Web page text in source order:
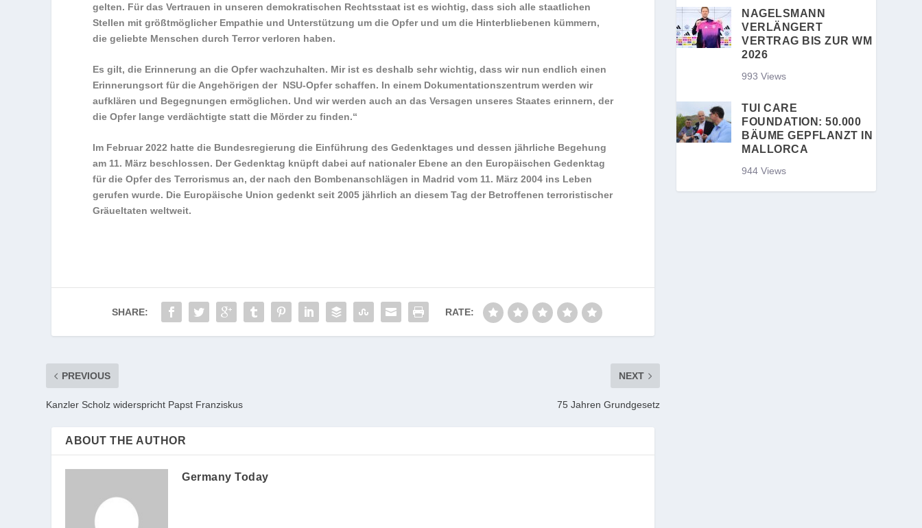
gelten. Für das Vertrauen in unseren demokratischen Rechtsstaat ist es wichtig, dass sich alle staatlichen
Stellen mit größtmöglicher Empathie und Unterstützung um die Opfer und um die Hinterbliebenen kümmern,
die geliebte Menschen durch Terror verloren haben.
Es gilt, die Erinnerung an die Opfer wachzuhalten. Mir ist es deshalb sehr wichtig, dass wir nun endlich einen
Erinnerungsort für die Angehörigen der NSU-Opfer schaffen. In einem Dokumentationszentrum werden wir
aufklären und Begegnungen ermöglichen. Und wir werden auch an das Versagen unseres Staates erinnern, der
die Opfer lange verdächtigte statt die Mörder zu finden.“
Im Februar 2022 hatte die Bundesregierung die Einführung des Gedenktages und dessen jährliche Begehung
am 11. März beschlossen. Der Gedenktag knüpft dabei auf nationaler Ebene an den Europäischen Gedenktag
für die Opfer des Terrorismus an, der nach den Bombenanschlägen in Madrid vom 11. März 2004 ins Leben
gerufen wurde. Die Europäische Union gedenkt seit 2005 jährlich an diesem Tag der Betroffenen terroristischer
Gräueltaten weltweit.
SHARE: RATE:
PREVIOUS
Kanzler Scholz widerspricht Papst Franziskus
NEXT
75 Jahren Grundgesetz
ABOUT THE AUTHOR
Germany Today
NAGELSMANN
VERLÄNGERT
VERTRAG BIS ZUR WM
2026
993 Views
TUI CARE
FOUNDATION: 50.000
BÄUME GEPFLANZT IN
MALLORCA
944 Views